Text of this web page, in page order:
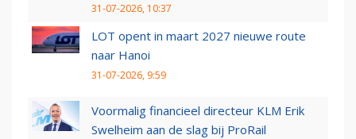
31-07-2026, 10:37
LOT opent in maart 2027 nieuwe route
naar Hanoi
31-07-2026, 9:59
Voormalig financieel directeur KLM Erik
Swelheim aan de slag bij ProRail